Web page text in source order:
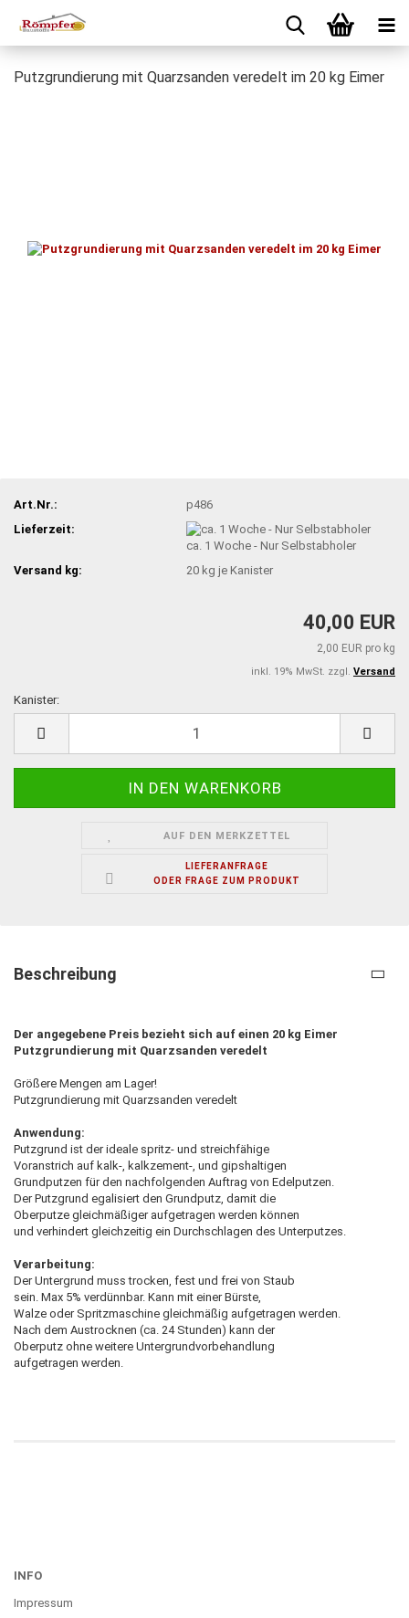
Putzgrundierung mit Quarzsanden veredelt im 20 kg Eimer
Art.Nr.:
p486
Lieferzeit:
ca. 1 Woche - Nur Selbstabholer
Versand kg:
20 kg je Kanister
40,00 EUR
2,00 EUR pro kg
inkl. 19% MwSt. zzgl. Versand
Kanister:
AUF DEN MERKZETTEL
LIEFERANFRAGE
ODER FRAGE ZUM PRODUKT
Beschreibung
Der angegebene Preis bezieht sich auf einen 20 kg Eimer
Putzgrundierung mit Quarzsanden veredelt
Größere Mengen am Lager!
Putzgrundierung mit Quarzsanden veredelt
Anwendung:
Putzgrund ist der ideale spritz- und streichfähige
Voranstrich auf kalk-, kalkzement-, und gipshaltigen
Grundputzen für den nachfolgenden Auftrag von Edelputzen.
Der Putzgrund egalisiert den Grundputz, damit die
Oberputze gleichmäßiger aufgetragen werden können
und verhindert gleichzeitig ein Durchschlagen des Unterputzes.
Verarbeitung:
Der Untergrund muss trocken, fest und frei von Staub
sein. Max 5% verdünnbar. Kann mit einer Bürste,
Walze oder Spritzmaschine gleichmäßig aufgetragen werden.
Nach dem Austrocknen (ca. 24 Stunden) kann der
Oberputz ohne weitere Untergrundvorbehandlung
aufgetragen werden.
INFO
Impressum